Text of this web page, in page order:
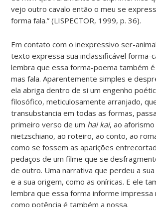
vejo outro cavalo então o meu se
forma fala.” (LISPECTOR, 1999, p. 36).
Em contato com o inexpressivo ser-
texto expressa sua inclassificável forma-
lembra que essa forma-poema também é
mas fala. Aparentemente simples e
ela abriga dentro de si um engenho
filosófico, meticulosamente arranjado,
transubstancia em todas as formas,
primeiro verso de um hai kai, ao aforismo
nietzschiano, ao roteiro, ao conto, ao
como se fossem as aparições
pedaços de um filme que se
de outro. Uma narrativa que perdeu a sua
e a sua origem, como as oníricas. E ele
lembra que essa forma informe impressa
como potência é também a nossa.